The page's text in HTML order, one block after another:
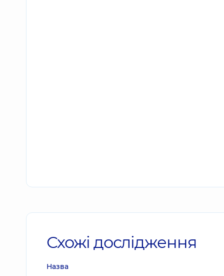
Схожі дослідження
Назва